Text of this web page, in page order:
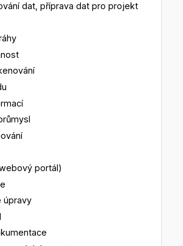
dat, příprava dat pro projekt
portál)
úpravy